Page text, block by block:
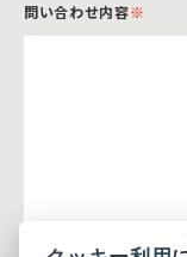
問い合わせ内容※
※ご注文に関する問い